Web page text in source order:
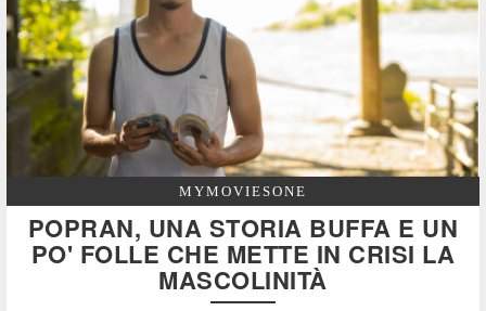
MYMOVIESONE
POPRAN, UNA STORIA BUFFA E UN
PO' FOLLE CHE METTE IN CRISI LA
MASCOLINITÀ